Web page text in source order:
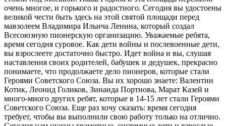
очень многое, и горького и радостного. Сегодня вы удостоены
великой чести быть здесь на этой святой площади перед
мавзолеем Владимира Ильича Ленина, который создал
Всесоюзную пионерскую организацию. Уважаемые ребята,
время сегодня суровое. Как дети войны и послевоенные дети,
вы взрослеете достаточно быстро. Идет война и вы, слушая
наставления своих родителей, бабушек и дедушек, прекрасно
понимаете, что продолжаете дело пионеров, которые стали
Героями Советского Союза. Вы их хорошо знаете: Валентин
Котик, Леонид Голиков, Зинаида Портнова, Марат Казей и
много-много других ребят, которые в 14-15 лет стали Героями
Советского Союза. Еще раз хочу сказать: время сегодня
требует, чтобы вы выполнили свою работу только на отлично.